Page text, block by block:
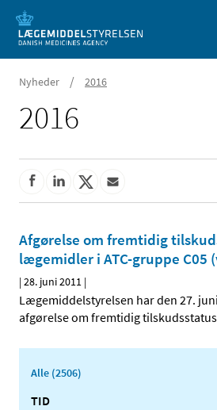
Nyheder / 2016
2016
Afgørelse om fremtidig
lægemidler i ATC-gruppe C05
|28. juni 2011 |
Lægemiddelstyrelsen har den 27.
afgørelse om fremtidig
Alle (2506)
TID